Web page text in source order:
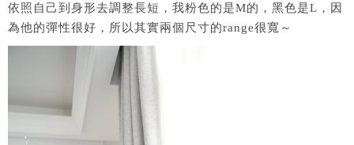
依照自己到身形去調整長短，我粉色的是M的，黑色是L，因
為他的彈性很好，所以其實兩個尺寸的range很寬～